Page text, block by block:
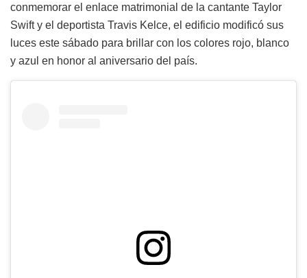
conmemorar el enlace matrimonial de la cantante Taylor
Swift y el deportista Travis Kelce, el edificio modificó sus
luces este sábado para brillar con los colores rojo, blanco
y azul en honor al aniversario del país.